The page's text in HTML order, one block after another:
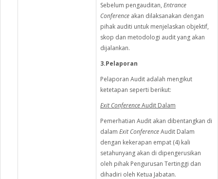
Sebelum pengauditan, Entrance
Conference akan dilaksanakan dengan
pihak auditi untuk menjelaskan objektif,
skop dan metodologi audit yang akan
dijalankan.
3.Pelaporan
Pelaporan Audit adalah mengikut
ketetapan seperti berikut:
Exit ConferenceAudit Dalam
Pemerhatian Audit akan dibentangkan di
dalam Exit ConferenceAudit Dalam
dengan kekerapan empat (4) kali
setahunyang akan di dipengerusikan
oleh pihak Pengurusan Tertinggi dan
dihadiri oleh Ketua Jabatan.